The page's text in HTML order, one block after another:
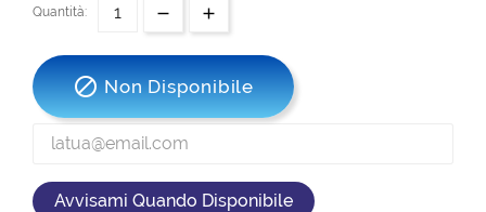
Quantità:
 Non Disponibile
Avvisami Quando Disponibile